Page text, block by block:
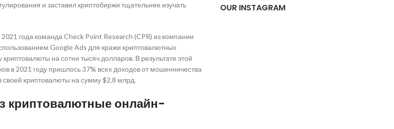
и заставил криптобиржи тщательнее изучать
года команда Check Point Research (CPR) из компании
Google Ads для кражи криптовалютных
на сотни тысяч долларов. В результате этой
в 2021 году пришлось 37% всех доходов от мошенничества
своей криптовалюты на сумму $2,8 млрд.
криптовалютные онлайн-
OUR INSTAGRAM